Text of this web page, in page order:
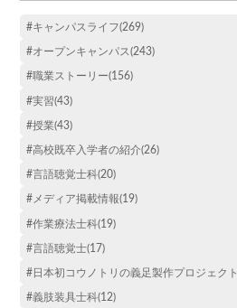
#キャンパスライフ(269)
#オープンキャンパス(243)
#職業ストーリー(156)
#実習(43)
#授業(43)
#高校既卒入学者の紹介(26)
#言語聴覚士科(20)
#メディア掲載情報(19)
#作業療法士科(19)
#言語聴覚士(17)
#日本初コウノトリの義足製作プロジェク
#義肢装具士科(12)